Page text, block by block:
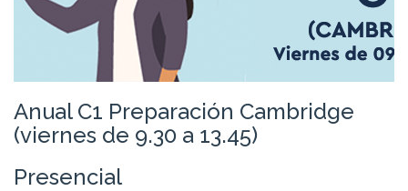
Anual C1 Preparación Cambridge
(viernes de 9.30 a 13.45)
Presencial